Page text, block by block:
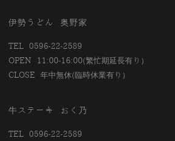
伊勢うどん 奥野家
TEL 0596-22-2589
OPEN 11:00-16:00(繁忙期延長有り）
CLOSE 年中無休(臨時休業有り）
牛ステーキ おく乃
TEL 0596-22-2589